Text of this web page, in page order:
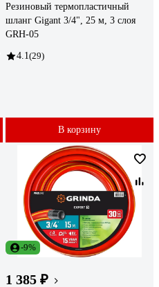
Резиновый термопластичный
шланг Gigant 3/4", 25 м, 3 слоя
GRH-05
4.1 (29)
В корзину
-9%
1 385 ₽